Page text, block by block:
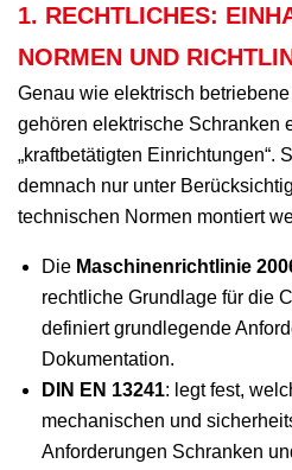
1. RECHTLICHES:
NORMEN UND
Genau wie elektrisch
gehören elektrische Schranken
„kraftbetätigten Einrichtungen“.
demnach nur unter
technischen Normen montiert
Die Maschinenrichtlinie
rechtliche Grundlage für die
definiert grundlegende
Dokumentation.
DIN EN 13241: legt fest,
mechanischen und
Anforderungen Schranken